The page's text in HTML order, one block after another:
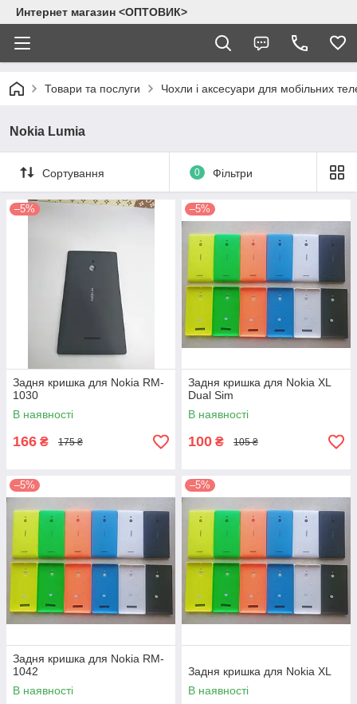
Интернет магазин <ОПТОВИК>
Товари та послуги Чохли і аксесуари для мобільних
Nokia Lumia
Сортування 0 Фільтри
–5%
Задня кришка для Nokia RM-
1030
В наявності
166 ₴ 175 ₴
–5%
Задня кришка для Nokia XL
Dual Sim
В наявності
100 ₴ 105 ₴
–5%
Задня кришка для Nokia RM-
1042
В наявності
–5%
Задня кришка для Nokia XL
В наявності